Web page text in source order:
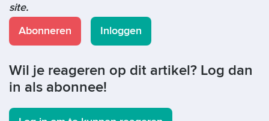
site.
Abonneren
Inloggen
Wil je reageren op dit artikel? Log dan
in als abonnee!